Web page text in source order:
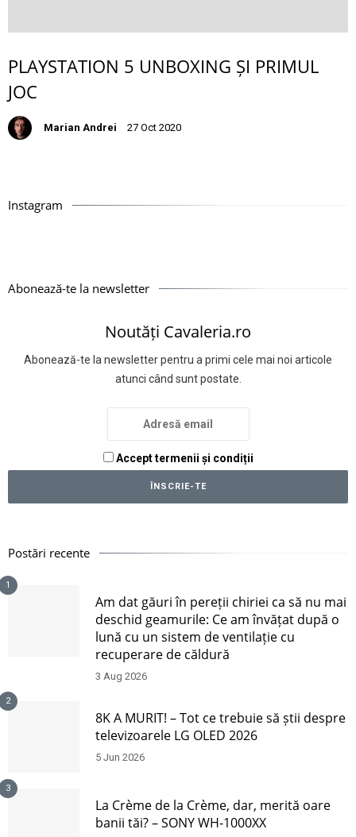
PLAYSTATION 5 UNBOXING ȘI PRIMUL
JOC
Marian Andrei 27 Oct 2020
Instagram
Abonează-te la newsletter
Noutăți Cavaleria.ro
Abonează-te la newsletter pentru a primi cele mai noi articole
atunci când sunt postate.
Accept termenii și condiții
Postări recente
1
Am dat găuri în pereții chiriei ca să nu mai
deschid geamurile: Ce am învățat după o
lună cu un sistem de ventilație cu
recuperare de căldură
3 Aug 2026
2
8K A MURIT! – Tot ce trebuie să știi despre
televizoarele LG OLED 2026
5 Jun 2026
3
La Crème de la Crème, dar, merită oare
banii tăi? – SONY WH-1000XX